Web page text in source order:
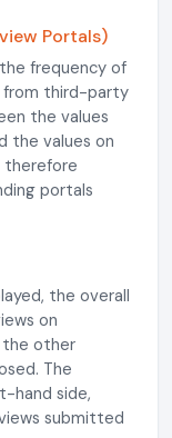
Portals)
frequency of
from third-party
the values
the values on
portals
the overall
on
the other
The
hand side,
submitted